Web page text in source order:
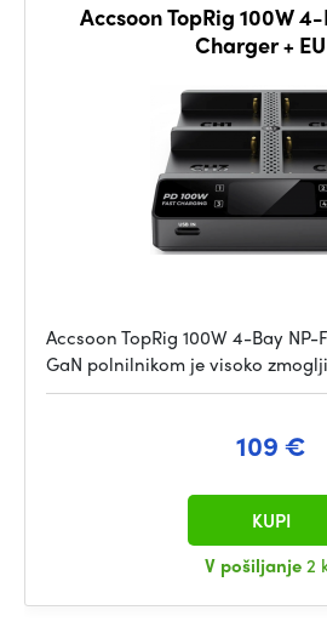
Accsoon TopRig 100W
Charger +
Accsoon TopRig 100W 4-Bay
GaN polnilnikom je visoko
109 €
V pošiljanje2
KUPI